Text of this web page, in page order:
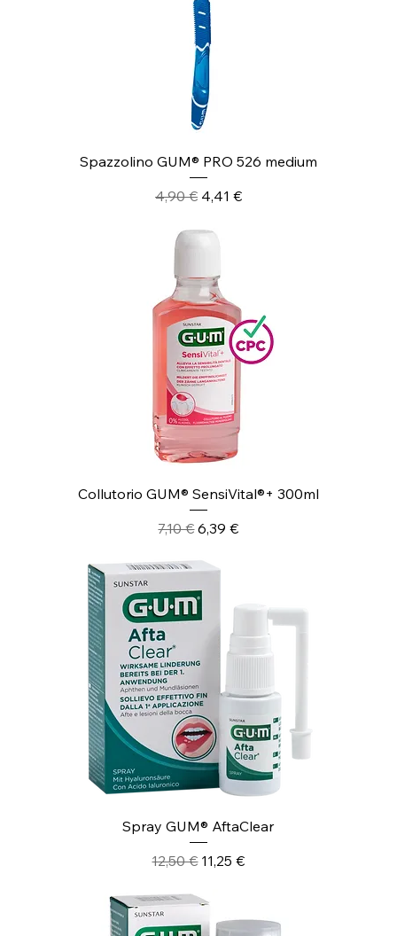
Spazzolino GUM® PRO 526 medium
Prezzo regolare
4,90 € Prezzo scontato
4,41 €
Collutorio GUM® SensiVital®+ 300ml
Prezzo regolare
7,10 €Prezzo scontato
6,39 €
Spray GUM® AftaClear
Prezzo regolare
12,50 € Prezzo scontato
11,25 €